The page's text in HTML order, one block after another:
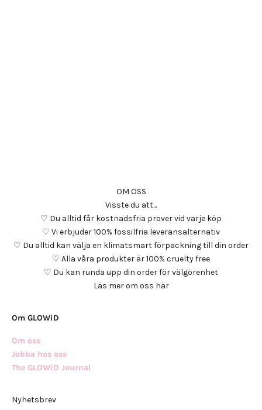
OM OSS
Visste du att...
♡ Du alltid får kostnadsfria prover vid varje köp
♡ Vi erbjuder 100% fossilfria leveransalternativ
♡ Du alltid kan välja en klimatsmart förpackning till din order
♡ Alla våra produkter är 100% cruelty free
♡ Du kan runda upp din order för välgörenhet
Läs mer om oss här
Om GLOWiD
Om oss
Jobba hos oss
The GLOWiD Journal
Nyhetsbrev